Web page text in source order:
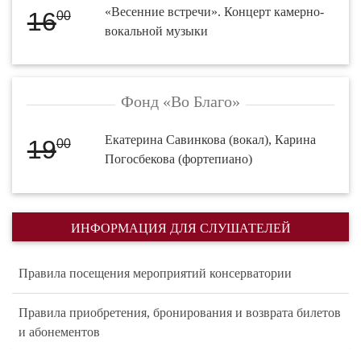
1600
«Весенние встречи». Концерт камерно-
вокальной музыки
Фонд «Во Благо»
1900
Екатерина Савинкова (вокал), Карина
Погосбекова (фортепиано)
ИНФОРМАЦИЯ ДЛЯ СЛУШАТЕЛЕЙ
Правила посещения мероприятий консерватории
Правила приобретения, бронирования и возврата билетов
и абонементов